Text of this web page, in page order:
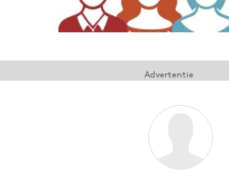
12 nov: MarketingLive!
Adverteren
Events
Opleidingen
Advertentie